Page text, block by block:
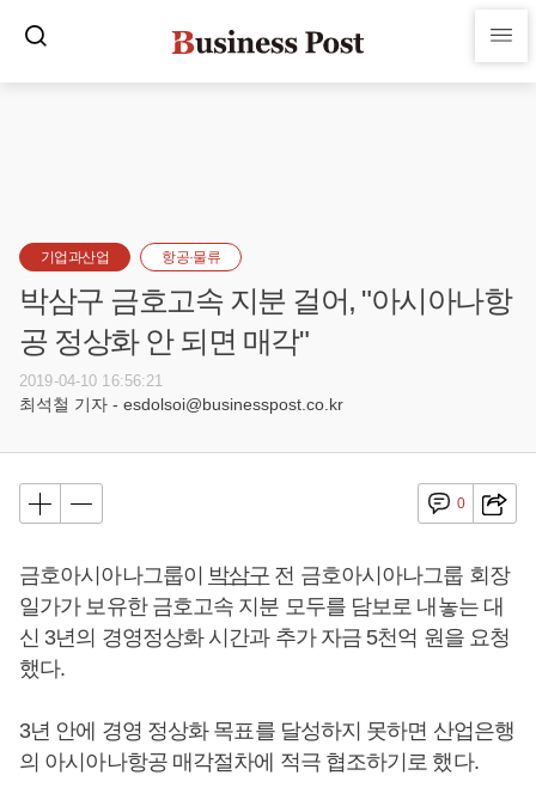
기업과산업 항공·물류
박삼구 금호고속 지분 걸어, "아시아나항
공 정상화 안 되면 매각"
2019-04-10 16:56:21
최석철 기자 - esdolsoi@businesspost.co.kr
0
금호아시아나그룹이 박삼구 전 금호아시아나그룹 회장
일가가 보유한 금호고속 지분 모두를 담보로 내놓는 대
신 3년의 경영정상화 시간과 추가 자금 5천억 원을 요청
했다.
3년 안에 경영 정상화 목표를 달성하지 못하면 산업은행
의 아시아나항공 매각절차에 적극 협조하기로 했다.